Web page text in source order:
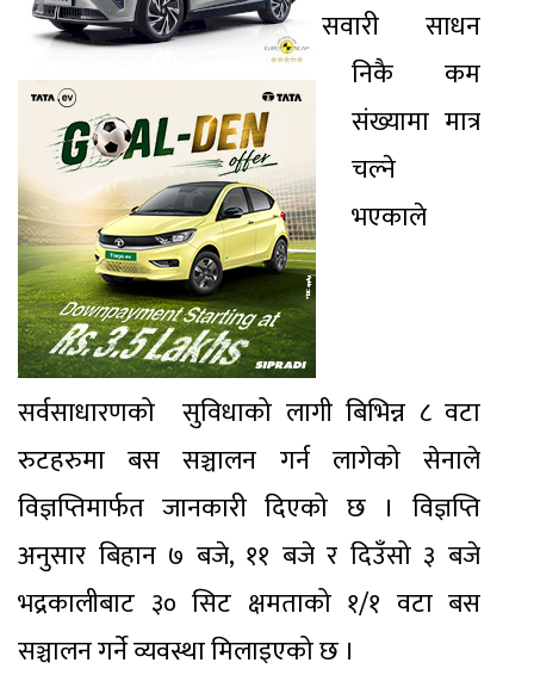
सवारी साधन
निकै कम
संख्यामा मात्र
चल्ने
भएकाले
सर्वसाधारणको सुविधाको लागी बिभिन्न ८ वटा
रुटहरुमा बस सञ्चालन गर्न लागेको सेनाले
विज्ञप्तिमार्फत जानकारी दिएको छ । विज्ञप्ति
अनुसार बिहान ७ बजे, ११ बजे र दिउँसो ३ बजे
भद्रकालीबाट ३० सिट क्षमताको १/१ वटा बस
सञ्चालन गर्ने व्यवस्था मिलाइएको छ ।